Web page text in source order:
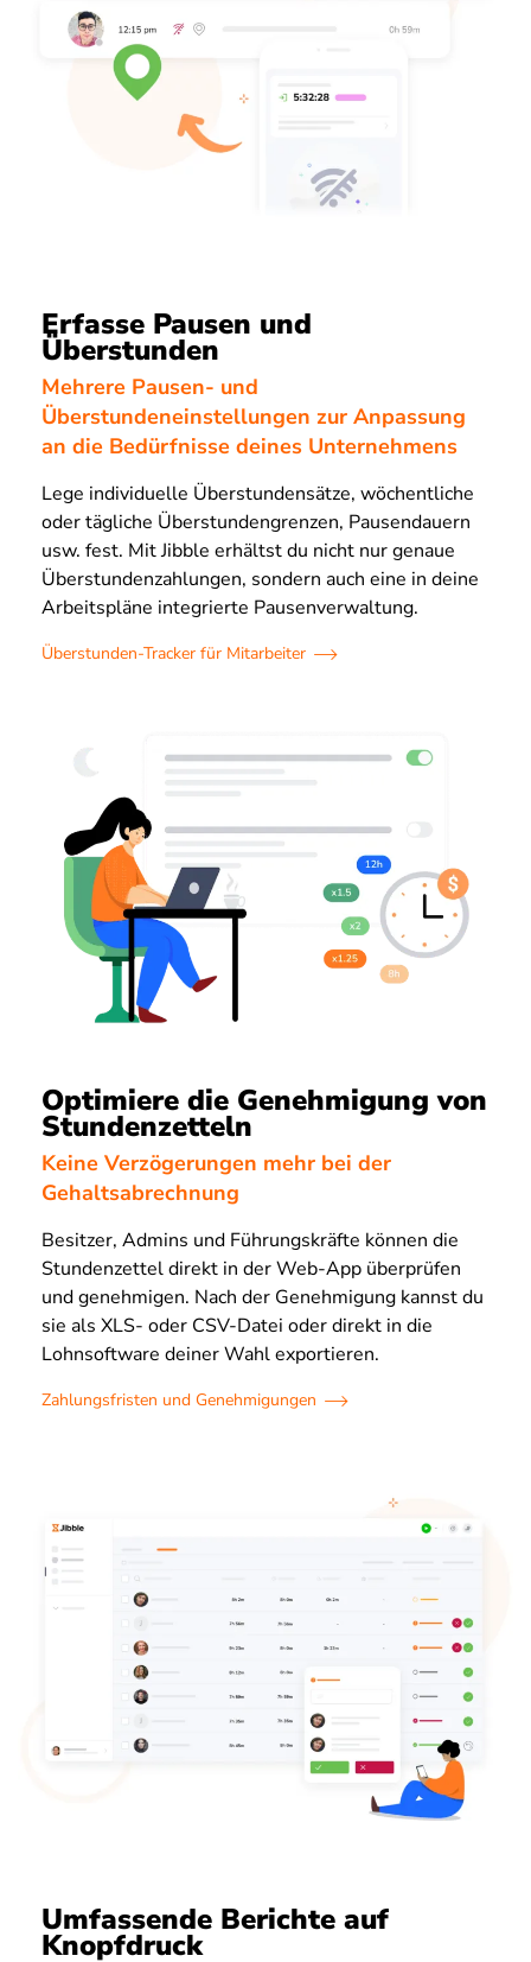
Erfasse Pausen und
Überstunden
Mehrere Pausen- und
Überstundeneinstellungen zur Anpassung
an die Bedürfnisse deines Unternehmens
Lege individuelle Überstundensätze, wöchentliche
oder tägliche Überstundengrenzen, Pausendauern
usw. fest. Mit Jibble erhältst du nicht nur genaue
Überstundenzahlungen, sondern auch eine in deine
Arbeitspläne integrierte Pausenverwaltung.
Überstunden-Tracker für Mitarbeiter
Optimiere die Genehmigung von
Stundenzetteln
Keine Verzögerungen mehr bei der
Gehaltsabrechnung
Besitzer, Admins und Führungskräfte können die
Stundenzettel direkt in der Web-App überprüfen
und genehmigen. Nach der Genehmigung kannst du
sie als XLS- oder CSV-Datei oder direkt in die
Lohnsoftware deiner Wahl exportieren.
Zahlungsfristen und Genehmigungen
Umfassende Berichte auf
Knopfdruck